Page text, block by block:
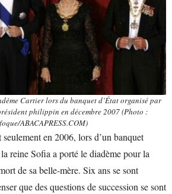
Cartier lors du banquet d’État organisé par
philippin en décembre 2007 (Photo :
ABACAPRESS.COM)
en 2006, lors d’un banquet
reine Sofia a porté le diadème pour la
de sa belle-mère. Six ans se sont
que des questions de succession se sont